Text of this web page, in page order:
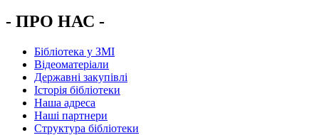
- ПРО НАС -
Бібліотека у ЗМІ
Відеоматеріали
Державні закупівлі
Історія бібліотеки
Наша адреса
Наші партнери
Структура бібліотеки